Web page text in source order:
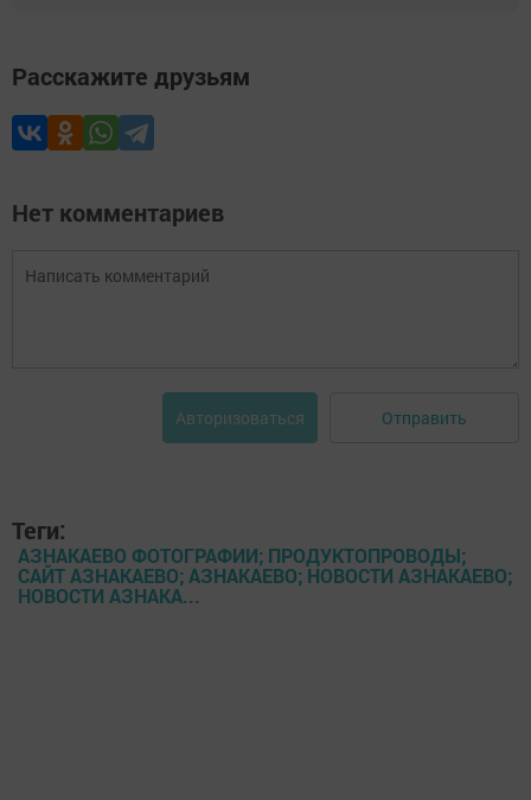
Расскажите друзьям
Нет комментариев
Авторизоваться Отправить
Теги:
АЗНАКАЕВО ФОТОГРАФИИ; ПРОДУКТОПРОВОДЫ;
САЙТ АЗНАКАЕВО; АЗНАКАЕВО; НОВОСТИ АЗНАКАЕВО;
НОВОСТИ АЗНАКА...